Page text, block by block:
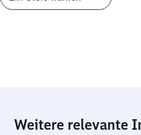
Weitere relevante